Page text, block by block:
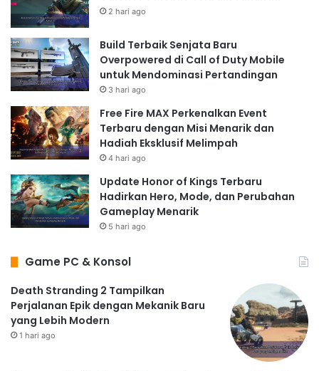
2 hari ago
Build Terbaik Senjata Baru
Overpowered di Call of Duty Mobile
untuk Mendominasi Pertandingan
3 hari ago
Free Fire MAX Perkenalkan Event
Terbaru dengan Misi Menarik dan
Hadiah Eksklusif Melimpah
4 hari ago
Update Honor of Kings Terbaru
Hadirkan Hero, Mode, dan Perubahan
Gameplay Menarik
5 hari ago
Game PC & Konsol
Death Stranding 2 Tampilkan
Perjalanan Epik dengan Mekanik Baru
yang Lebih Modern
1 hari ago